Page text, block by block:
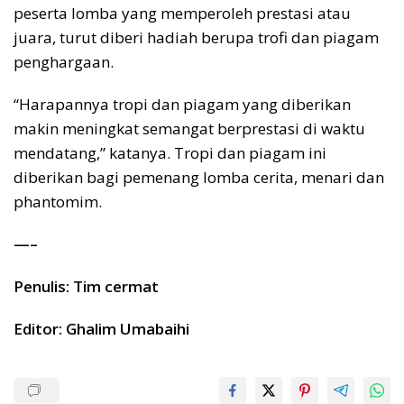
peserta lomba yang memperoleh prestasi atau
juara, turut diberi hadiah berupa trofi dan piagam
penghargaan.
“Harapannya tropi dan piagam yang diberikan
makin meningkat semangat berprestasi di waktu
mendatang,” katanya. Tropi dan piagam ini
diberikan bagi pemenang lomba cerita, menari dan
phantomim.
—–
Penulis: Tim cermat
Editor: Ghalim Umabaihi